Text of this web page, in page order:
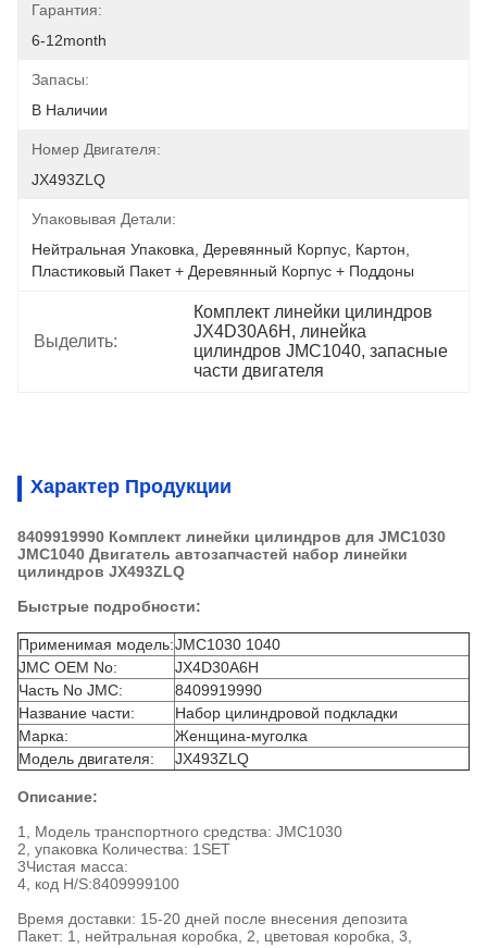
Гарантия:
6-12month
Запасы:
В Наличии
Номер Двигателя:
JX493ZLQ
Упаковывая Детали:
Нейтральная Упаковка, Деревянный Корпус, Картон,
Пластиковый Пакет + Деревянный Корпус + Поддоны
Выделить:
Комплект линейки цилиндров
JX4D30A6H, линейка
цилиндров JMC1040, запасные
части двигателя
Характер Продукции
8409919990 Комплект линейки цилиндров для JMC1030
JMC1040 Двигатель автозапчастей набор линейки
цилиндров JX493ZLQ
Быстрые подробности:
Применимая модель:JMC1030 1040
JMC OEM No:
JX4D30A6H
Часть No JMC:
8409919990
Название части:
Набор цилиндровой подкладки
Марка:
Женщина-муголка
Модель двигателя:
JX493ZLQ
Описание:
1, Модель транспортного средства: JMC1030
2, упаковка Количества: 1SET
3Чистая масса:
4, код H/S:8409999100
Время доставки: 15-20 дней после внесения депозита
Пакет: 1, нейтральная коробка, 2, цветовая коробка, 3,